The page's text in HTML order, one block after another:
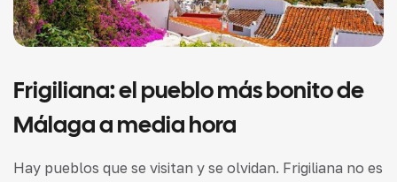
Frigiliana: el pueblo más bonito de
Málaga a media hora
Hay pueblos que se visitan y se olvidan. Frigiliana no es